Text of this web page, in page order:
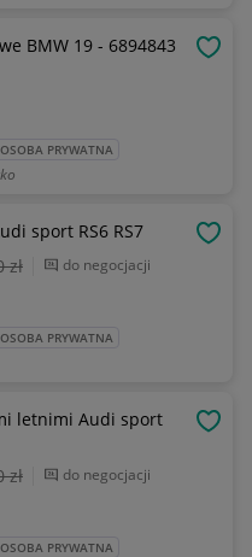
BMW 19 - 6894843
PRYWATNA
sport RS6 RS7
zł do negocjacji
PRYWATNA
letnimi Audi sport
zł do negocjacji
PRYWATNA